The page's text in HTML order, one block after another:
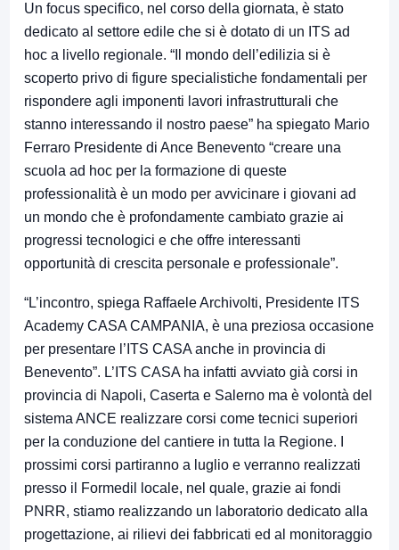
Un focus specifico, nel corso della giornata, è stato
dedicato al settore edile che si è dotato di un ITS ad
hoc a livello regionale. “Il mondo dell’edilizia si è
scoperto privo di figure specialistiche fondamentali per
rispondere agli imponenti lavori infrastrutturali che
stanno interessando il nostro paese” ha spiegato Mario
Ferraro Presidente di Ance Benevento “creare una
scuola ad hoc per la formazione di queste
professionalità è un modo per avvicinare i giovani ad
un mondo che è profondamente cambiato grazie ai
progressi tecnologici e che offre interessanti
opportunità di crescita personale e professionale”.
“L’incontro, spiega Raffaele Archivolti, Presidente ITS
Academy CASA CAMPANIA, è una preziosa occasione
per presentare l’ITS CASA anche in provincia di
Benevento”. L’ITS CASA ha infatti avviato già corsi in
provincia di Napoli, Caserta e Salerno ma è volontà del
sistema ANCE realizzare corsi come tecnici superiori
per la conduzione del cantiere in tutta la Regione. I
prossimi corsi partiranno a luglio e verranno realizzati
presso il Formedil locale, nel quale, grazie ai fondi
PNRR, stiamo realizzando un laboratorio dedicato alla
progettazione, ai rilievi dei fabbricati ed al monitoraggio